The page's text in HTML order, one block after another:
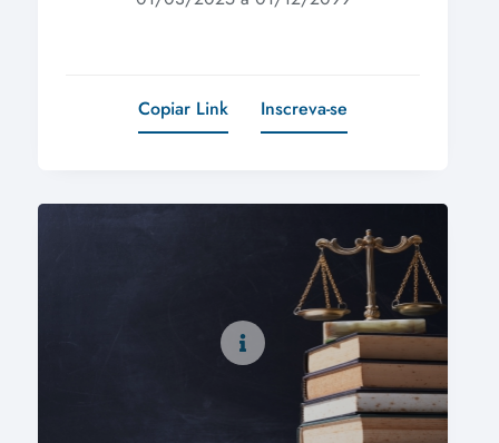
Copiar Link Inscreva-se